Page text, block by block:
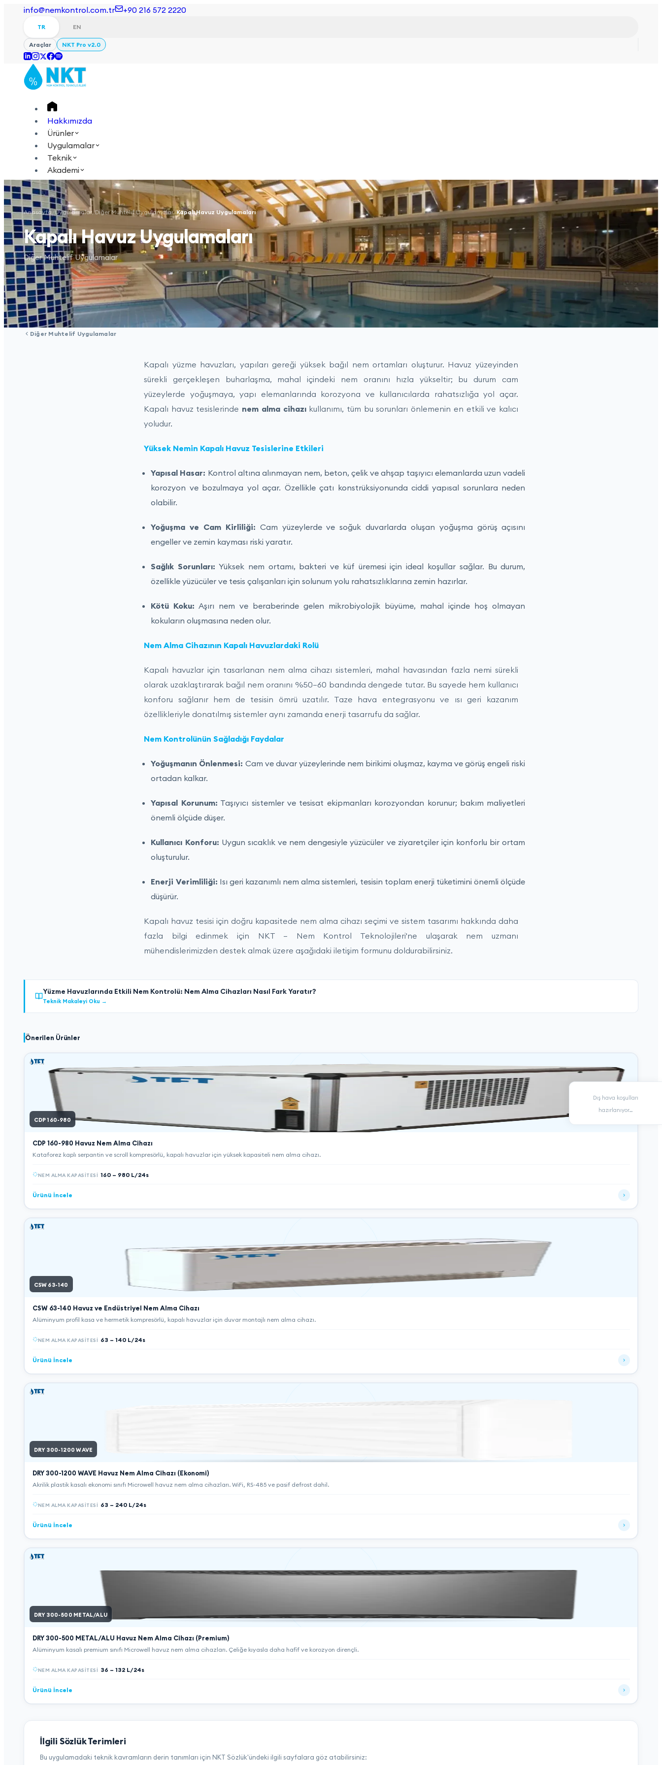
info@nemkontrol.com.tr +90 216 572 2220
TR EN
Araçlar NKT Pro v2.0
Hakkımızda
Ürünler
Uygulamalar
Teknik
Akademi
Giriş Yap İletişime Geçin
TR EN
Anasayfa/Uygulamalar/Diğer Muhtelif Uygulamalar/Kapalı Havuz Uygulamaları
Kapalı Havuz Uygulamaları
Diğer Muhtelif Uygulamalar
Diğer Muhtelif Uygulamalar
Kapalı yüzme havuzları, yapıları gereği yüksek bağıl nem ortamları oluşturur. Havuz yüzeyinden
sürekli gerçekleşen buharlaşma, mahal içindeki nem oranını hızla yükseltir; bu durum cam
yüzeylerde yoğuşmaya, yapı elemanlarında korozyona ve kullanıcılarda rahatsızlığa yol açar.
Kapalı havuz tesislerinde nem alma cihazıkullanımı, tüm bu sorunları önlemenin en etkili ve kalıcı
yoludur.
Yüksek Nemin Kapalı Havuz Tesislerine Etkileri
Yapısal Hasar: Kontrol altına alınmayan nem, beton, çelik ve ahşap taşıyıcı elemanlarda uzun vadeli
korozyon ve bozulmaya yol açar. Özellikle çatı konstrüksiyonunda ciddi yapısal sorunlara neden
olabilir.
Yoğuşma ve Cam Kirliliği: Cam yüzeylerde ve soğuk duvarlarda oluşan yoğuşma görüş açısını
engeller ve zemin kayması riski yaratır.
Sağlık Sorunları: Yüksek nem ortamı, bakteri ve küf üremesi için ideal koşullar sağlar. Bu durum,
özellikle yüzücüler ve tesis çalışanları için solunum yolu rahatsızlıklarına zemin hazırlar.
Kötü Koku: Aşırı nem ve beraberinde gelen mikrobiyolojik büyüme, mahal içinde hoş olmayan
kokuların oluşmasına neden olur.
Nem Alma Cihazının Kapalı Havuzlardaki Rolü
Kapalı havuzlar için tasarlanan nem alma cihazı sistemleri, mahal havasından fazla nemi sürekli
olarak uzaklaştırarak bağıl nem oranını %50–60 bandında dengede tutar. Bu sayede hem kullanıcı
konforu sağlanır hem de tesisin ömrü uzatılır. Taze hava entegrasyonu ve ısı geri kazanım
özellikleriyle donatılmış sistemler aynı zamanda enerji tasarrufu da sağlar.
Nem Kontrolünün Sağladığı Faydalar
Yoğuşmanın Önlenmesi: Cam ve duvar yüzeylerinde nem birikimi oluşmaz, kayma ve görüş engeli riski
ortadan kalkar.
Yapısal Korunum: Taşıyıcı sistemler ve tesisat ekipmanları korozyondan korunur; bakım maliyetleri
önemli ölçüde düşer.
Kullanıcı Konforu: Uygun sıcaklık ve nem dengesiyle yüzücüler ve ziyaretçiler için konforlu bir ortam
oluşturulur.
Enerji Verimliliği: Isı geri kazanımlı nem alma sistemleri, tesisin toplam enerji tüketimini önemli ölçüde
düşürür.
Kapalı havuz tesisi için doğru kapasitede nem alma cihazı seçimi ve sistem tasarımı hakkında daha
fazla bilgi edinmek için NKT – Nem Kontrol Teknolojileri'ne ulaşarak nem uzmanı
mühendislerimizden destek almak üzere aşağıdaki iletişim formunu doldurabilirsiniz.
Yüzme Havuzlarında Etkili Nem Kontrolü: Nem Alma Cihazları Nasıl Fark Yaratır?
Teknik Makaleyi Oku →
Önerilen Ürünler
CDP 160-980
CDP 160-980 Havuz Nem Alma Cihazı
Kataforez kaplı serpantin ve scroll kompresörlü, kapalı havuzlar için yüksek kapasiteli nem alma cihazı.
NEM ALMA KAPASITESI 160 – 980 L/24s
Ürünü İncele
CSW 63-140
CSW 63-140 Havuz ve Endüstriyel Nem Alma Cihazı
Alüminyum profil kasa ve hermetik kompresörlü, kapalı havuzlar için duvar montajlı nem alma cihazı.
NEM ALMA KAPASITESI 63 – 140 L/24s
Ürünü İncele
DRY 300-1200 WAVE
DRY 300-1200 WAVE Havuz Nem Alma Cihazı (Ekonomi)
Akrilik plastik kasalı ekonomi sınıfı Microwell havuz nem alma cihazları. WiFi, RS-485 ve pasif defrost dahil.
NEM ALMA KAPASITESI 63 – 240 L/24s
Ürünü İncele
DRY 300-500 METAL/ALU
DRY 300-500 METAL/ALU Havuz Nem Alma Cihazı (Premium)
Alüminyum kasalı premium sınıfı Microwell havuz nem alma cihazları. Çeliğe kıyasla daha hafif ve korozyon dirençli.
NEM ALMA KAPASITESI 36 – 132 L/24s
Ürünü İncele
İlgili Sözlük Terimleri
Bu uygulamadaki teknik kavramların derin tanımları için NKT Sözlük'ündeki ilgili sayfalara göz atabilirsiniz:
Dış hava koşulları
hazırlanıyor…